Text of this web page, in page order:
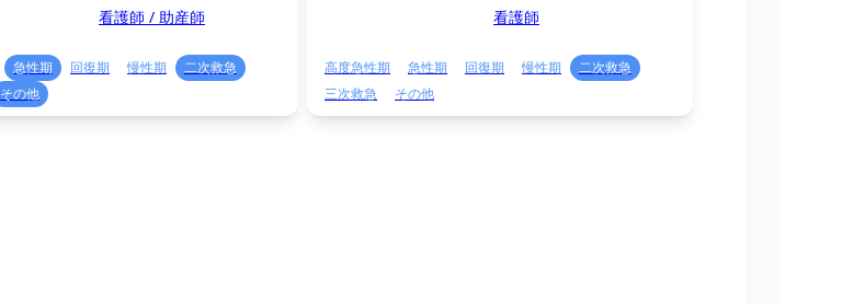
看護師 / 助産師
急性期 回復期 慢性期
二次救急
その他
看護師
高度急性期 急性期 回復期 慢性期
二次救急
三次救急
その他